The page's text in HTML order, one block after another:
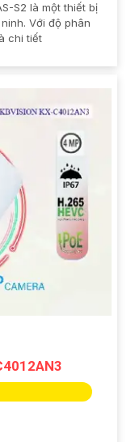
S2 là một thiết bị
Với độ phân
chi tiết